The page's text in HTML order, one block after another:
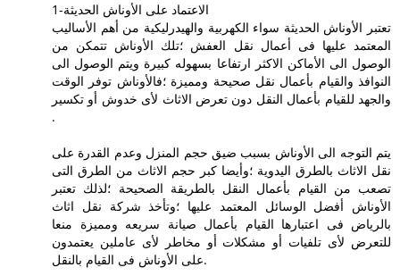
1-الاعتماد على الأوناش الحديثة
تعتبر الأوناش الحديثة سواء الكهربية والهيدرليكية من أهم الأساليب
المعتمد عليها فى أعمال نقل العفش ؛تلك الأوناش تتمكن من
الوصول الى الأماكن الاكثر ارتفاعا بسهوله كبيرة ويتم الوصول الى
النوافذ والقيام بأعمال نقل صحيحة ومميزة ؛فالأوناش توفر الوقت
والجهد للقيام بأعمال النقل دون تعرض الاثاث لأى خدوش أو تكسير
.
يتم التوجه الى الأوناش بسبب ضيق حجم المنزل وعدم القدرة على
نقل الاثاث بالطرق اليدوية ؛وأيضا كبر حجم الاثاث من الطرق التى
تصعب من القيام بأعمال النقل بالطريقة الصحيحة ؛لذلك تعتبر
الأوناش أفضل الوسائل المعتمد عليها ؛وتأخذ شركة نقل اثاث
بالرياض فى اعتبارها القيام بأعمال صيانة سريعه ومميزة منعا
للتعرض لأى تلفيات أو مشكلات أو مخاطر لأى عاملين يعتمدون
على الأوناش فى القيام بالنقل.